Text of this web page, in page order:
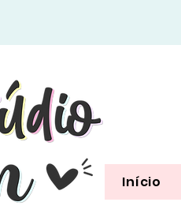
Início